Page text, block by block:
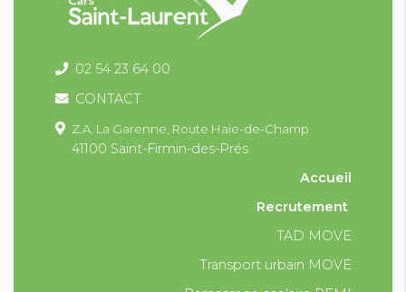
02 54 23 64 00
CONTACT
Z.A. La Garenne, Route Haie-de-Champ
41100 Saint-Firmin-des-Prés
Accueil
Recrutement
TAD MOVE
Transport urbain MOVE